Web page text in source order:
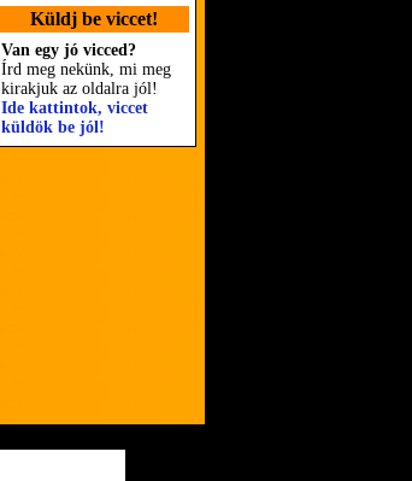
Küldj be viccet!
Van egy jó vicced?
Írd meg nekünk, mi meg
kirakjuk az oldalra jól!
Ide kattintok, viccet
küldök be jól!